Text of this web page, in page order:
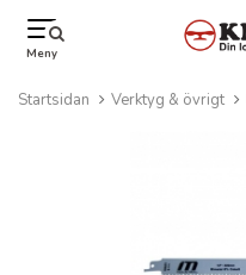
Meny
Startsidan Verktyg & övrigt